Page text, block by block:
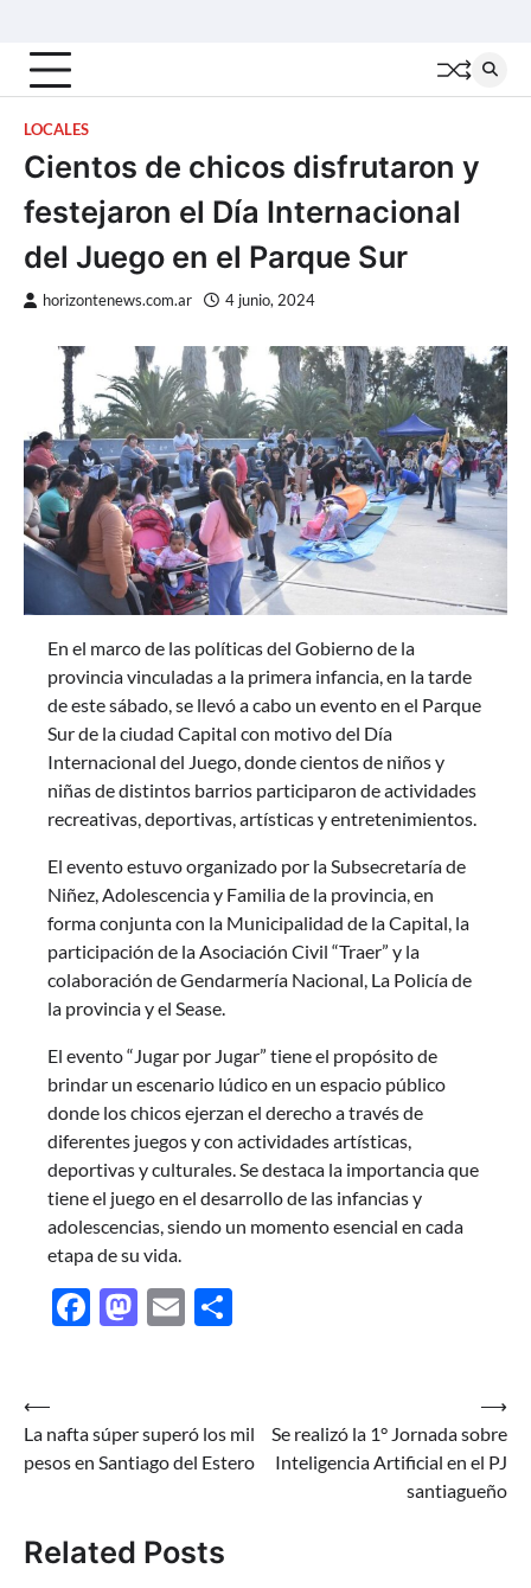
content
LOCALES
Cientos de chicos disfrutaron y
festejaron el Día Internacional
del Juego en el Parque Sur
horizontenews.com.ar 4 junio, 2024
En el marco de las políticas del Gobierno de la
provincia vinculadas a la primera infancia, en la tarde
de este sábado, se llevó a cabo un evento en el Parque
Sur de la ciudad Capital con motivo del Día
Internacional del Juego, donde cientos de niños y
niñas de distintos barrios participaron de actividades
recreativas, deportivas, artísticas y entretenimientos.
El evento estuvo organizado por la Subsecretaría de
Niñez, Adolescencia y Familia de la provincia, en
forma conjunta con la Municipalidad de la Capital, la
participación de la Asociación Civil “Traer” y la
colaboración de Gendarmería Nacional, La Policía de
la provincia y el Sease.
El evento “Jugar por Jugar” tiene el propósito de
brindar un escenario lúdico en un espacio público
donde los chicos ejerzan el derecho a través de
diferentes juegos y con actividades artísticas,
deportivas y culturales. Se destaca la importancia que
tiene el juego en el desarrollo de las infancias y
adolescencias, siendo un momento esencial en cada
etapa de su vida.
Facebook
Mastodon
Email
Navegación
de
entradas
⟵
La nafta súper superó los mil
pesos en Santiago del Estero
Se realizó la 1° Jornada sobre
Inteligencia Artificial en el PJ
santiagueño
⟶
Related Posts